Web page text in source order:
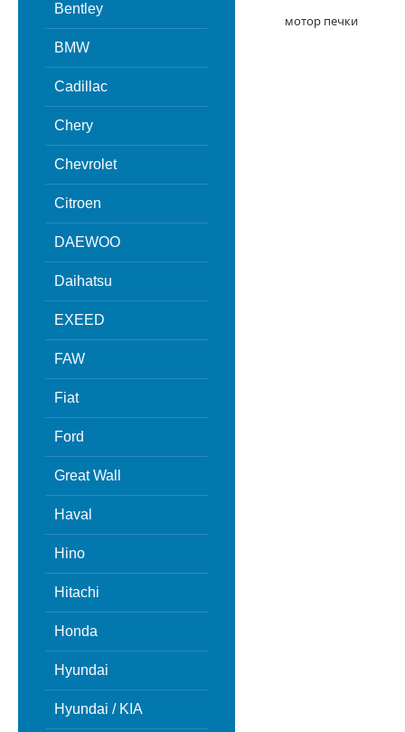
Bentley
BMW
Cadillac
Chery
Chevrolet
Citroen
DAEWOO
Daihatsu
EXEED
FAW
Fiat
Ford
Great Wall
Haval
Hino
Hitachi
Honda
Hyundai
Hyundai / KIA
мотор печки